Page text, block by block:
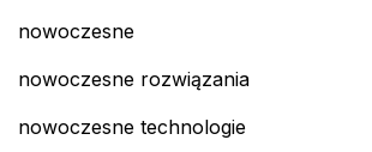
nowoczesne
nowoczesne rozwiązania
nowoczesne technologie